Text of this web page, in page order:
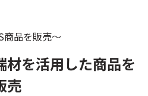
商品を販売～
材を活用した商品を
売